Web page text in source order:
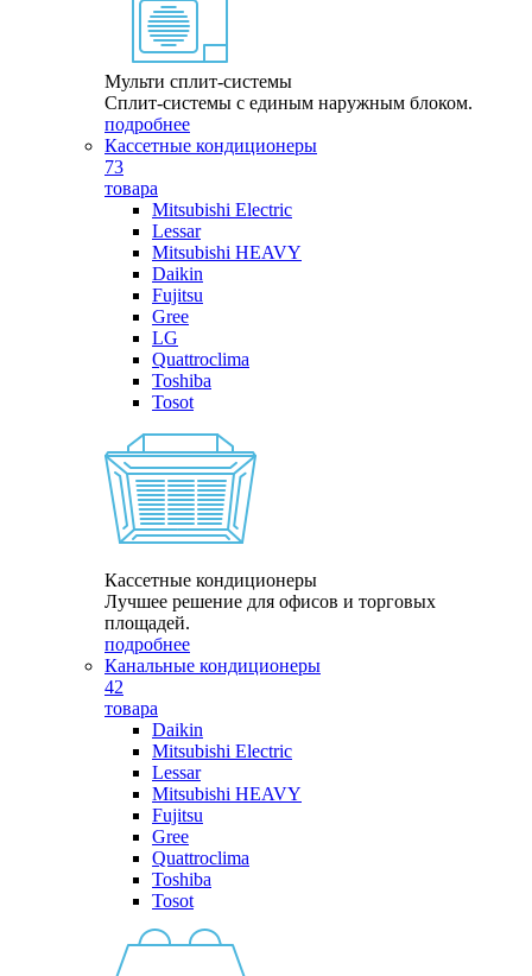
Мульти сплит-системы
Сплит-системы с единым наружным блоком.
подробнее
Кассетные кондиционеры
73
товара
Mitsubishi Electric
Lessar
Mitsubishi HEAVY
Daikin
Fujitsu
Gree
LG
Quattroclima
Toshiba
Tosot
Кассетные кондиционеры
Лучшее решение для офисов и торговых
площадей.
подробнее
Канальные кондиционеры
42
товара
Daikin
Mitsubishi Electric
Lessar
Mitsubishi HEAVY
Fujitsu
Gree
Quattroclima
Toshiba
Tosot